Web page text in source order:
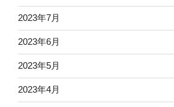
2023年7月
2023年6月
2023年5月
2023年4月